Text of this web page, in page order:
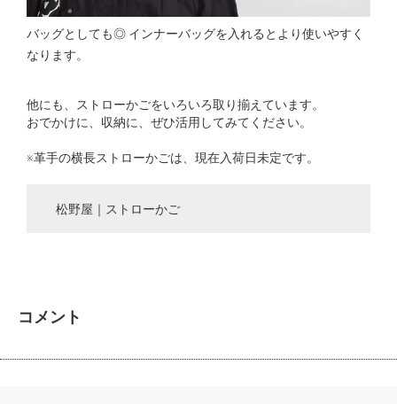
バッグとしても◎ インナーバッグを入れるとより使いやすく
なります。
他にも、ストローかごをいろいろ取り揃えています。
おでかけに、収納に、ぜひ活用してみてください。
※革手の横長ストローかごは、現在入荷日未定です。
松野屋｜ストローかご
コメント